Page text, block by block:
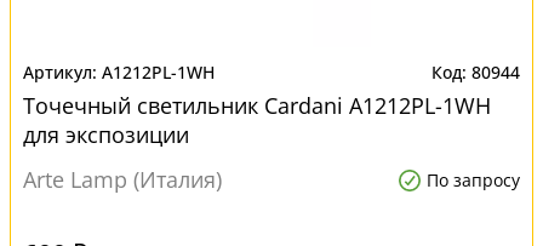
A1212PL-1WH 80944
Точечный светильник Cardani A1212PL-1WH
для экспозиции
Arte Lamp (Италия)
По запросу